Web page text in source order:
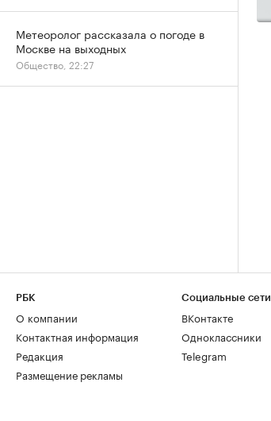
Метеоролог рассказала о погоде в
Москве на выходных
Общество, 22:27
РБК
О компании
Контактная информация
Редакция
Размещение рекламы
Социальные сети
ВКонтакте
Одноклассники
Telegram